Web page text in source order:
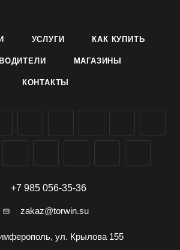
УСЛУГИ КАК КУПИТЬ
МАГАЗИНЫ
КОНТАКТЫ
+7 985 056-35-36
zakaz@torwin.su
ул. Крылова 155